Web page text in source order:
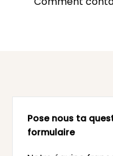
Pose nous ta
formulaire